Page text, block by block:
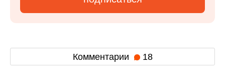
Комментарии 18